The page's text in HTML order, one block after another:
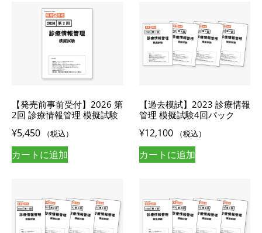
【発売前事前受付】2026 第
2回 診療情報管理 模擬試験
¥5,450 （税込）
カートに追加
【過去模試】2023 診療情報
管理 模擬試験4回パック
¥12,100 （税込）
カートに追加